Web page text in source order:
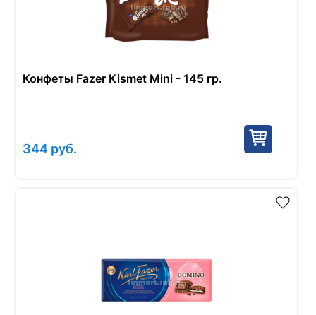
Конфеты Fazer Kismet Mini - 145 гр.
344 руб.